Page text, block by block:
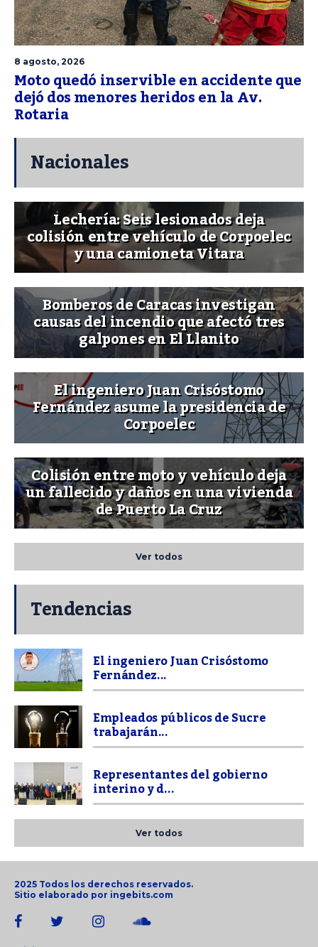
8 agosto, 2026
Moto quedó inservible en accidente que
dejó dos menores heridos en la Av.
Rotaria
Nacionales
Lechería: Seis lesionados deja
colisión entre vehículo de Corpoelec
y una camioneta Vitara
Bomberos de Caracas investigan
causas del incendio que afectó tres
galpones en El Llanito
El ingeniero Juan Crisóstomo
Fernández asume la presidencia de
Corpoelec
Colisión entre moto y vehículo deja
un fallecido y daños en una vivienda
de Puerto La Cruz
Ver todos
Tendencias
El ingeniero Juan Crisóstomo
Fernández...
Empleados públicos de Sucre
trabajarán...
Representantes del gobierno
interino y d...
Ver todos
2025 Todos los derechos reservados.
Sitio elaborado por ingebits.com